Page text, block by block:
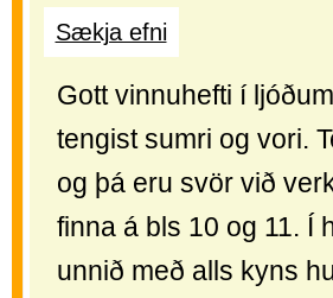
Sækja efni
Gott vinnuhefti í
tengist sumri og vori.
og þá eru svör við
finna á bls 10 og 11. Í
unnið með alls kyns